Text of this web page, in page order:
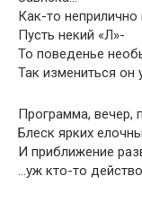
Как-то неприлично
Пусть некий «Л»-
То поведенье
Так измениться он
Программа, вечер,
Блеск ярких
И приближение
…уж кто-то